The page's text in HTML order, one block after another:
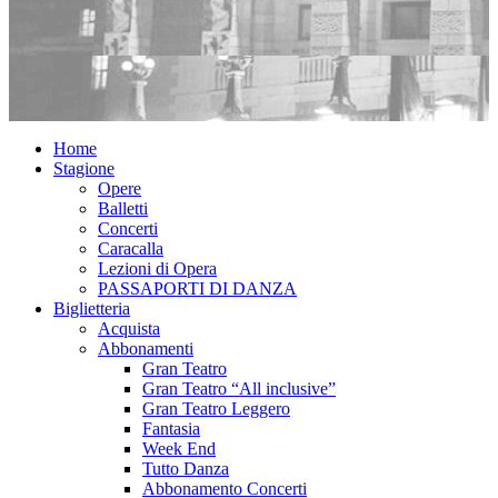
Home
Stagione
Opere
Balletti
Concerti
Caracalla
Lezioni di Opera
PASSAPORTI DI DANZA
Biglietteria
Acquista
Abbonamenti
Gran Teatro
Gran Teatro “All inclusive”
Gran Teatro Leggero
Fantasia
Week End
Tutto Danza
Abbonamento Concerti